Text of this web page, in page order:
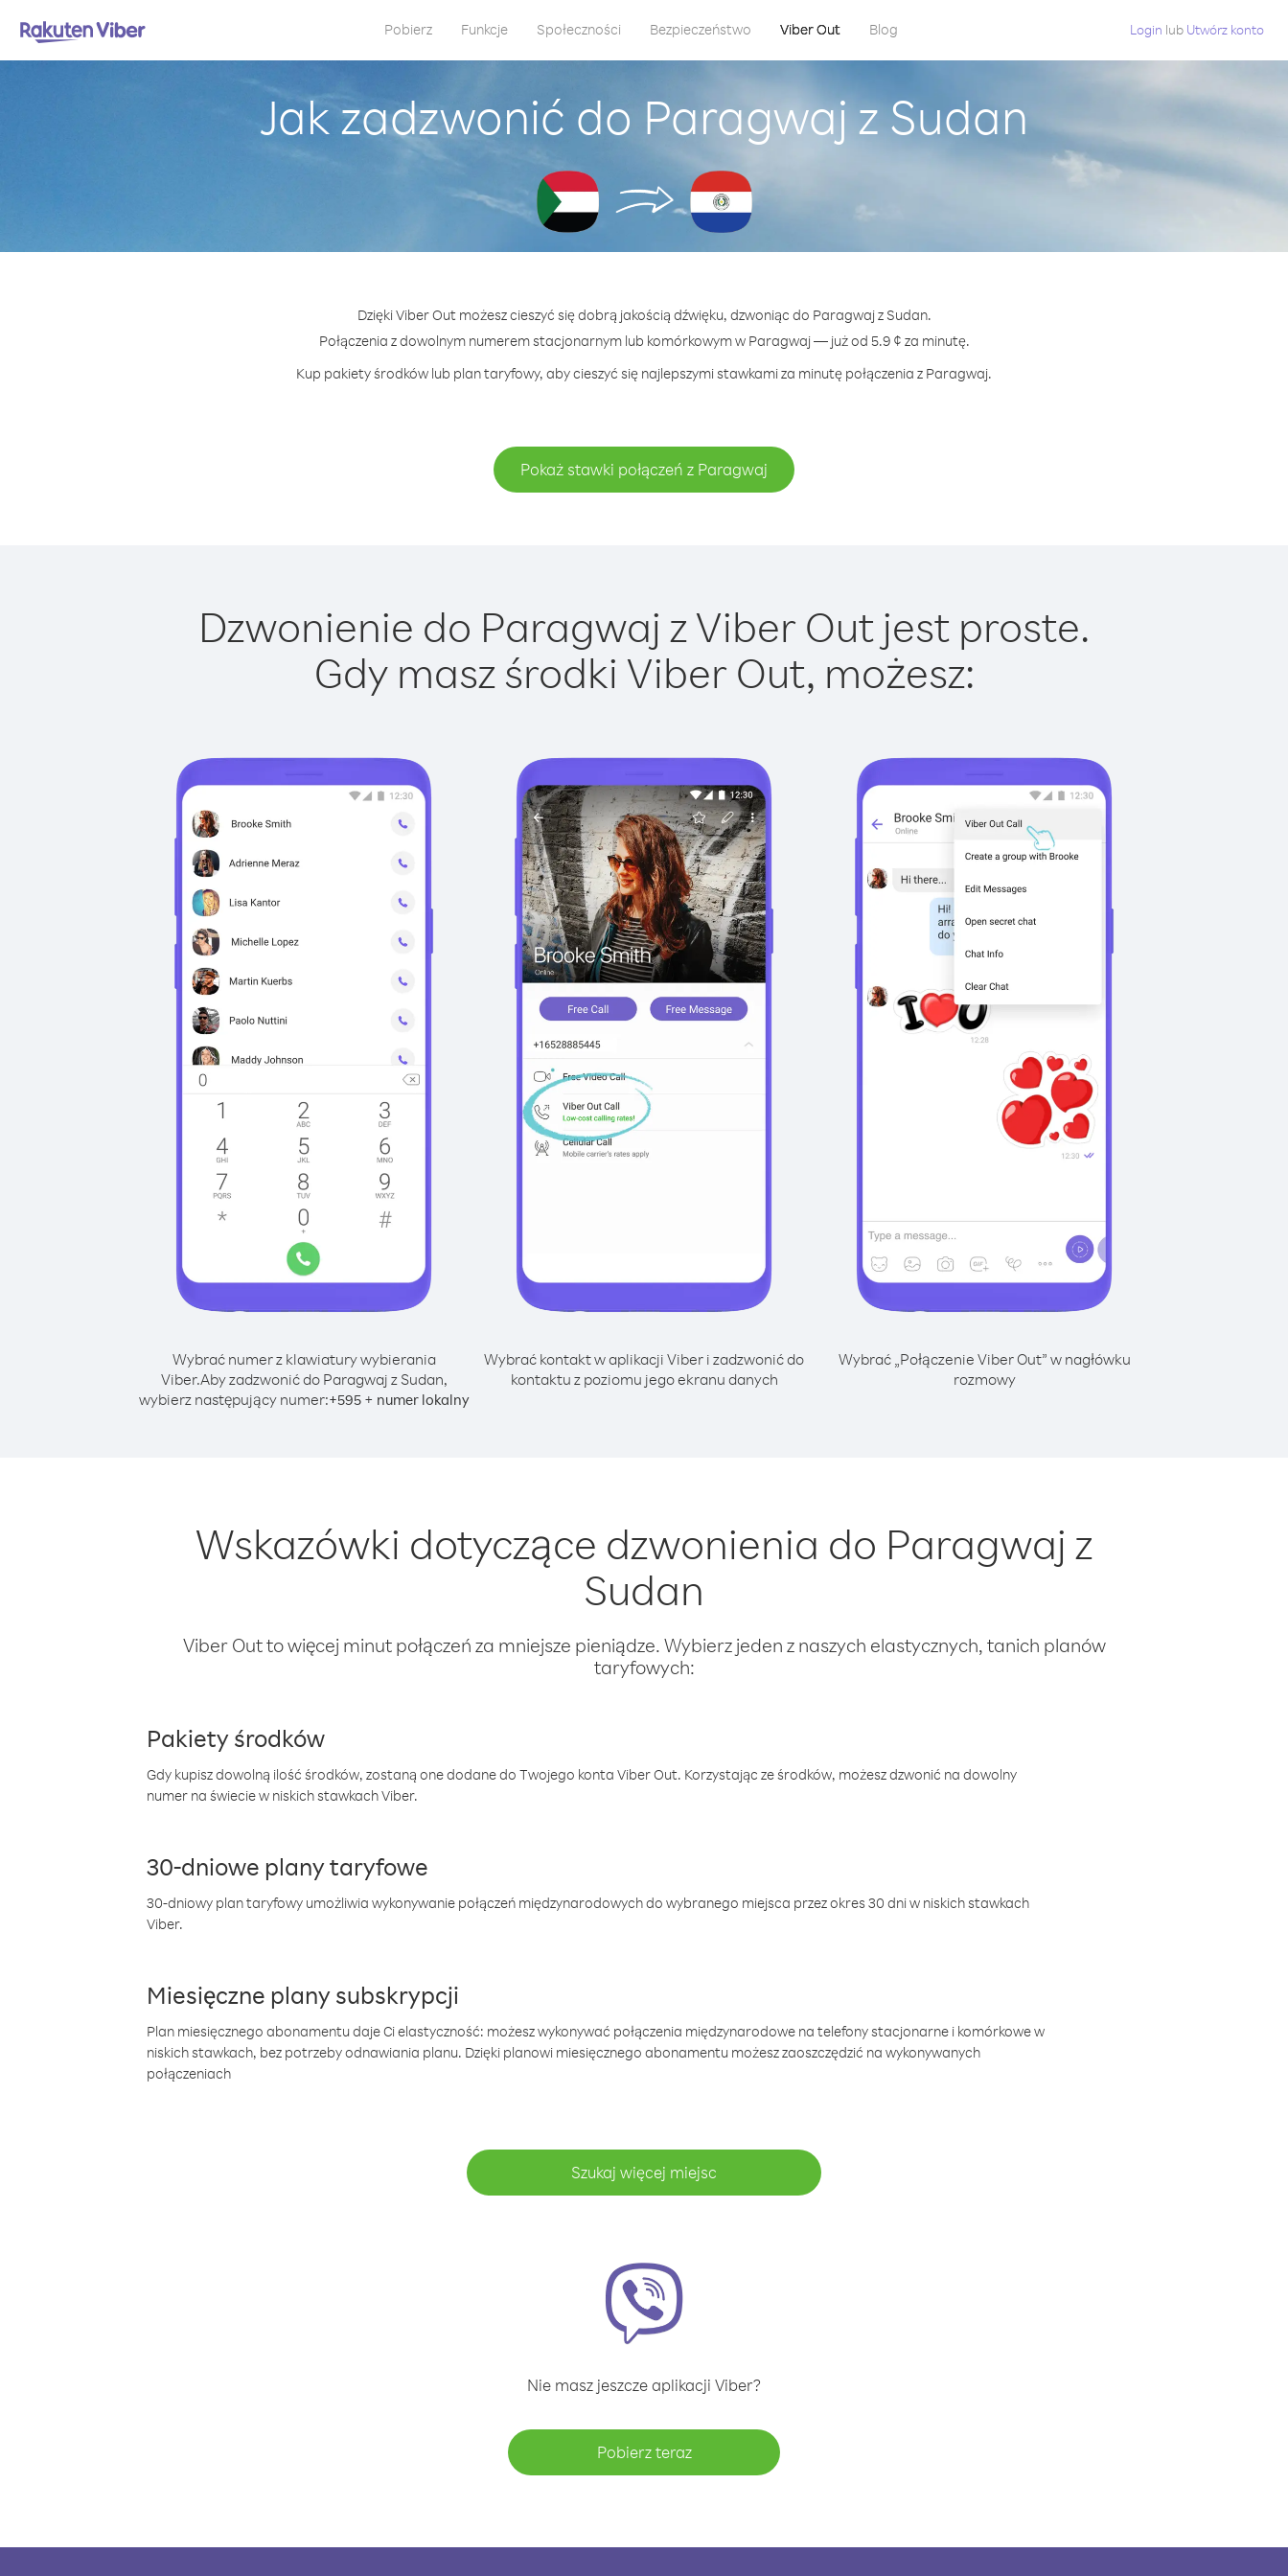
Pobierz Funkcje Społeczności Bezpieczeństwo Viber Out Blog Login lub Utwórz konto
Jak zadzwonić do Paragwaj z Sudan
Dzięki Viber Out możesz cieszyć się dobrą jakością dźwięku, dzwoniąc do Paragwaj z Sudan.
Połączenia z dowolnym numerem stacjonarnym lub komórkowym w Paragwaj — już od 5.9 ¢ za minutę.
Kup pakiety środków lub plan taryfowy, aby cieszyć się najlepszymi stawkami za minutę połączenia z Paragwaj.
Pokaż stawki połączeń z Paragwaj
Dzwonienie do Paragwaj z Viber Out jest proste.
Gdy masz środki Viber Out, możesz:
Wybrać numer z klawiatury wybierania
Viber.Aby zadzwonić do Paragwaj z Sudan,
wybierz następujący numer:+595+ numer lokalny
Wybrać kontakt w aplikacji Viber i zadzwonić do
kontaktu z poziomu jego ekranu danych
Wybrać „Połączenie Viber Out” w nagłówku
rozmowy
Wskazówki dotyczące dzwonienia do Paragwaj z
Sudan
Viber Out to więcej minut połączeń za mniejsze pieniądze. Wybierz jeden z naszych elastycznych, tanich planów
taryfowych:
Pakiety środków
Gdy kupisz dowolną ilość środków, zostaną one dodane do Twojego konta Viber Out. Korzystając ze środków, możesz dzwonić na dowolny
numer na świecie w niskich stawkach Viber.
30-dniowe plany taryfowe
30-dniowy plan taryfowy umożliwia wykonywanie połączeń międzynarodowych do wybranego miejsca przez okres 30 dni w niskich stawkach
Viber.
Miesięczne plany subskrypcji
Plan miesięcznego abonamentu daje Ci elastyczność: możesz wykonywać połączenia międzynarodowe na telefony stacjonarne i komórkowe w
niskich stawkach, bez potrzeby odnawiania planu. Dzięki planowi miesięcznego abonamentu możesz zaoszczędzić na wykonywanych
połączeniach
Szukaj więcej miejsc
Nie masz jeszcze aplikacji Viber?
Pobierz teraz